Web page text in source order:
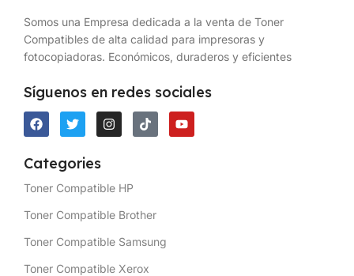
Somos una Empresa dedicada a la venta de Toner
Compatibles de alta calidad para impresoras y
fotocopiadoras. Económicos, duraderos y eficientes
Síguenos en redes sociales
Categories
Toner Compatible HP
Toner Compatible Brother
Toner Compatible Samsung
Toner Compatible Xerox